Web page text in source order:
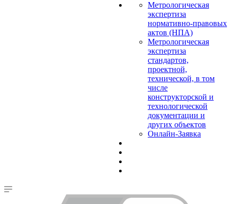
Метрологическая
экспертиза
нормативно-правовых
актов (НПА)
Метрологическая
экспертиза
стандартов,
проектной,
технической, в том
числе
конструкторской и
технологической
документации и
других объектов
Онлайн-Заявка